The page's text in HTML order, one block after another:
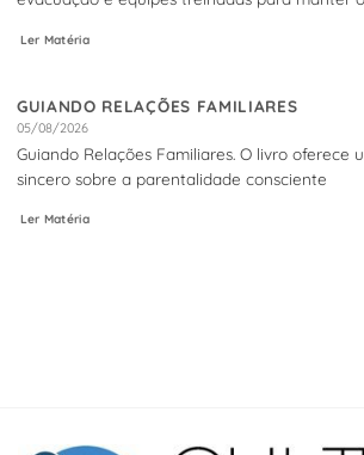
Ler Matéria
GUIANDO RELAÇÕES FAMILIARES
05/08/2026
Guiando Relações Familiares. O livro oferece
sincero sobre a parentalidade consciente
Ler Matéria